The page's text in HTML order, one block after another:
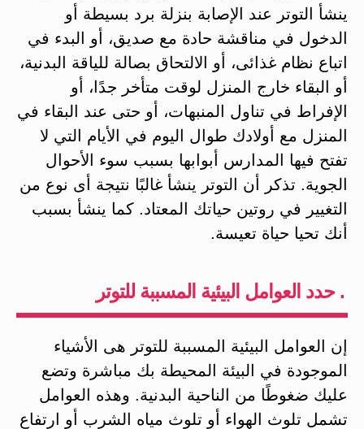
ينشأ التوتر عند الإصابة بنزلة برد بسيطة أو
الدخول في مناقشة حادة مع صديق، أو البدء في
اتباع نظام غذائى، أو الالتحاق بصالة للياقة البدنية،
أو البقاء خارج المنزل لوقت متأخر جدًا، أو
الإفراط في تناول المنبهات، أو حتى عند البقاء في
المنزل مع أولادك طوال اليوم في الأيام التي لا
تفتح فيها المدارس أبوابها بسبب سوء الأحوال
الجوية. تذكر أن التوتر ينشأ غالبًا نتيجة أى نوع من
التغيير في روتين حياتك المعتاد. كما ينشأ بسبب
أنك تحيا حياة تعيسة.
. حدد العوامل البيئية المسببة للتوتر
إن العوامل البيئية المسببة للتوتر هى الأشياء
الموجودة في البيئة المحيطة بك مباشرة وتضع
عليك ضغوطًا من الناحية البدنية. وهذه العوامل
تشمل تلوث الهواء أو تلوث مياه الشرب أو ارتفاع